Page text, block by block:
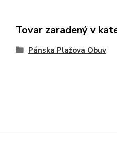
Tovar zaradený v
Pánska Plažova Obuv